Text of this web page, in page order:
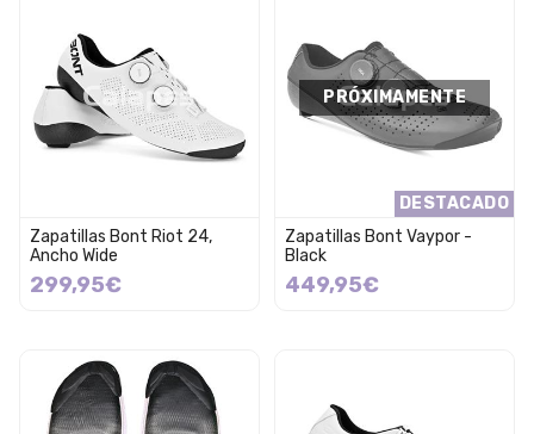
Zapatillas Bont Riot 24,
Ancho Wide
299,95€
DESTACADO
PRÓXIMAMENTE
Zapatillas Bont Vaypor -
Black
449,95€